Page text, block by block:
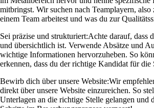
mitbringst. Wir suchen nach Teamplayern,
einem Team arbeitest und was du zur
Sei präzise und strukturiert:Achte darauf, dass
und übersichtlich ist. Verwende Absätze und
wichtige Informationen hervorzuheben. So
erkennen, dass du der richtige Kandidat für die
Bewirb dich über unsere Website:Wir
direkt über unsere Website einzureichen. So
Unterlagen an die richtige Stelle gelangen und